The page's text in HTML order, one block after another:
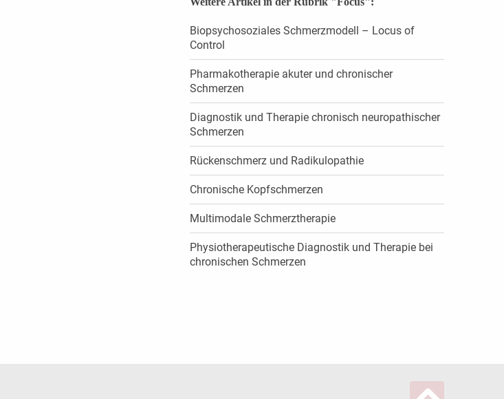
Biopsychosoziales Schmerzmodell – Locus of
Control
Pharmakotherapie akuter und chronischer
Schmerzen
Diagnostik und Therapie chronisch neuropathischer
Schmerzen
Rückenschmerz und Radikulopathie
Chronische Kopfschmerzen
Multimodale Schmerztherapie
Physiotherapeutische Diagnostik und Therapie bei
chronischen Schmerzen